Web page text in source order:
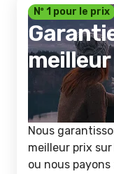
Nº 1 pour le prix
Nous
meilleur prix
ou nous payons